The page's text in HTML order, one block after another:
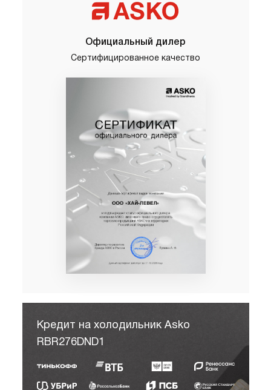
Официальный дилер
Сертифицированное качество
Кредит на холодильник Asko
RBR276DND1